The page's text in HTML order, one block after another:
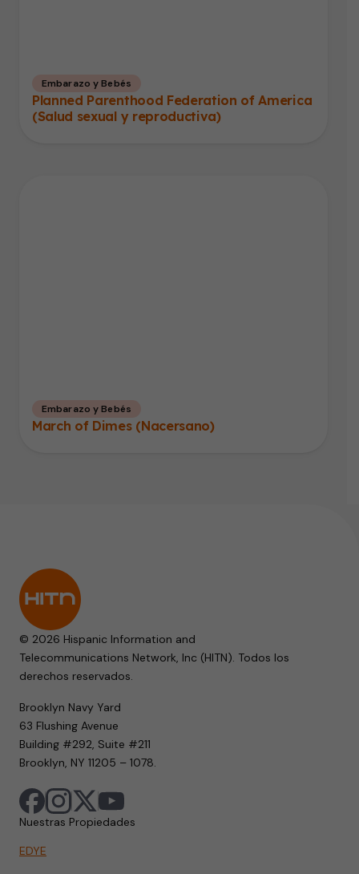
Embarazo y Bebés
Planned Parenthood Federation of America
(Salud sexual y reproductiva)
Embarazo y Bebés
March of Dimes (Nacersano)
© 2026 Hispanic Information and
Telecommunications Network, Inc (HITN). Todos los
derechos reservados.
Brooklyn Navy Yard
63 Flushing Avenue
Building #292, Suite #211
Brooklyn, NY 11205 – 1078.
Nuestras Propiedades
EDYE